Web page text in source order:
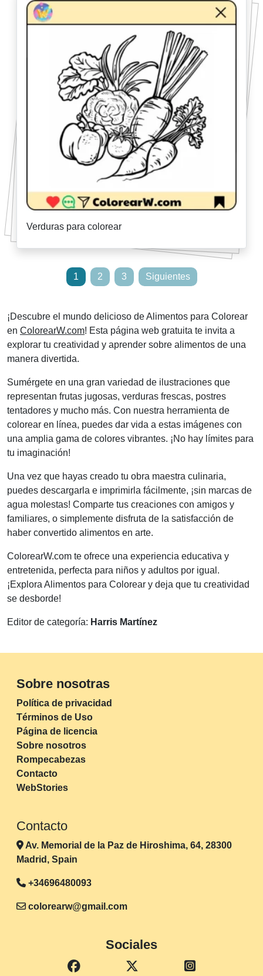
Verduras para colorear
Paginación
entradas
1 2 3 Siguientes
¡Descubre el mundo delicioso de Alimentos para Colorear
en ColorearW.com! Esta página web gratuita te invita a
explorar tu creatividad y aprender sobre alimentos de una
manera divertida.
Sumérgete en una gran variedad de ilustraciones que
representan frutas jugosas, verduras frescas, postres
tentadores y mucho más. Con nuestra herramienta de
colorear en línea, puedes dar vida a estas imágenes con
una amplia gama de colores vibrantes. ¡No hay límites para
tu imaginación!
Una vez que hayas creado tu obra maestra culinaria,
puedes descargarla e imprimirla fácilmente, ¡sin marcas de
agua molestas! Comparte tus creaciones con amigos y
familiares, o simplemente disfruta de la satisfacción de
haber convertido alimentos en arte.
ColorearW.com te ofrece una experiencia educativa y
entretenida, perfecta para niños y adultos por igual.
¡Explora Alimentos para Colorear y deja que tu creatividad
se desborde!
Editor de categoría: Harris Martínez
Sobre nosotras
Política de privacidad
Términos de Uso
Página de licencia
Sobre nosotros
Rompecabezas
Contacto
WebStories
Contacto
Av. Memorial de la Paz de Hiroshima, 64, 28300
Madrid, Spain
+34696480093
colorearw@gmail.com
Sociales